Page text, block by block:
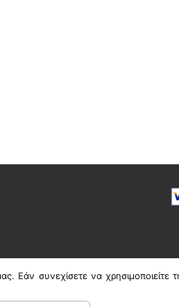
Εάν συνεχίσετε να χρησιμοποιείτε